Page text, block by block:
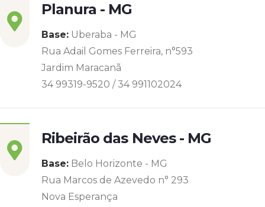
Planura - MG
Base: Uberaba - MG
Rua Adail Gomes Ferreira, n°593
Jardim Maracanã
34 99319-9520 / 34 991102024
Ribeirão das Neves - MG
Base: Belo Horizonte - MG
Rua Marcos de Azevedo n° 293
Nova Esperança